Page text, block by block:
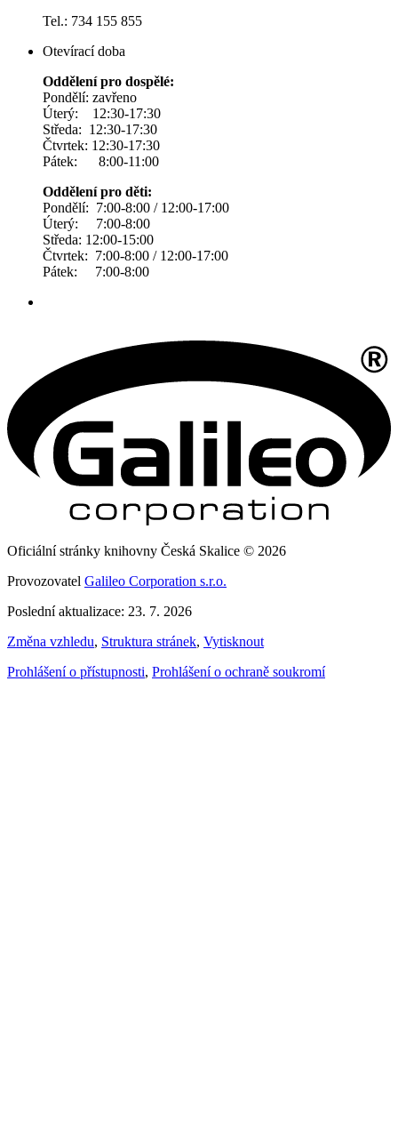
Tel.: 734 155 855
Otevírací doba
Oddělení pro dospělé:
Pondělí: zavřeno
Úterý: 12:30-17:30
Středa: 12:30-17:30
Čtvrtek: 12:30-17:30
Pátek: 8:00-11:00
Oddělení pro děti:
Pondělí: 7:00-8:00 / 12:00-17:00
Úterý: 7:00-8:00
Středa: 12:00-15:00
Čtvrtek: 7:00-8:00 / 12:00-17:00
Pátek: 7:00-8:00
Oficiální stránky knihovny Česká Skalice © 2026
Provozovatel Galileo Corporation s.r.o.
Poslední aktualizace: 23. 7. 2026
Změna vzhledu, Struktura stránek, Vytisknout
Prohlášení o přístupnosti, Prohlášení o ochraně soukromí